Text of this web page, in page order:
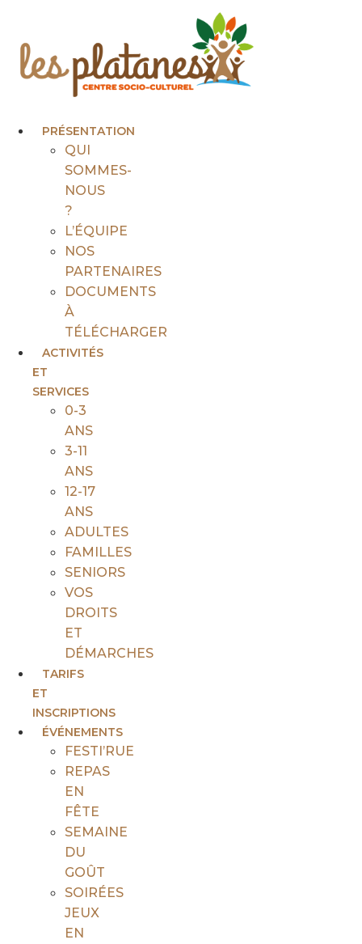
contenu
PRÉSENTATION
QUI
SOMMES-
NOUS
?
L’ÉQUIPE
NOS
PARTENAIRES
DOCUMENTS
À
TÉLÉCHARGER
ACTIVITÉS
ET
SERVICES
0-3
ANS
3-11
ANS
12-17
ANS
ADULTES
FAMILLES
SENIORS
VOS
DROITS
ET
DÉMARCHES
TARIFS
ET
INSCRIPTIONS
ÉVÉNEMENTS
FESTI’RUE
REPAS
EN
FÊTE
SEMAINE
DU
GOÛT
SOIRÉES
JEUX
EN